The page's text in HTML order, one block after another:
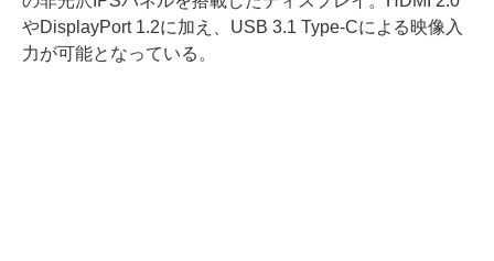
やDisplayPort 1.2に加え、USB 3.1 Type-Cによる映像入
力が可能となっている。